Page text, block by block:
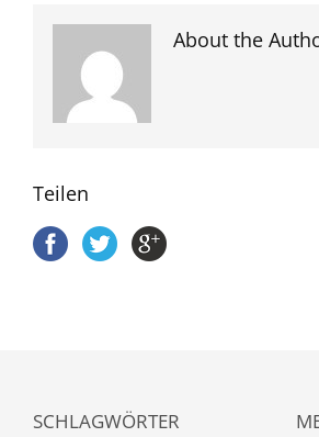
About the
Teilen
SCHLAGWÖRTER